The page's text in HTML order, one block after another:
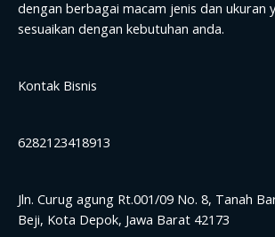
dengan berbagai macam jenis dan ukuran
sesuaikan dengan kebutuhan anda.
Kontak Bisnis
6282123418913
Jln. Curug agung Rt.001/09 No. 8, Tanah
Beji, Kota Depok, Jawa Barat 42173